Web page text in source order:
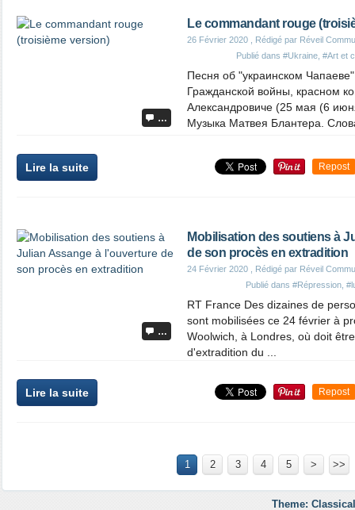
…
Le commandant rouge
26 Février 2020 , Rédigé par Réveil
Publié dans #Ukraine #Art et
Песня об "украинском
Гражданской войны, красном
Александровиче (25 мая (6
Музыка Матвея Блантера.
Lire la suite Repost
…
Mobilisation des soutiens à
de son procès en extradition
24 Février 2020 , Rédigé par Réveil
Publié dans #Répression
RT France Des dizaines de
sont mobilisées ce 24 février à
Woolwich, à Londres, où doit
d'extradition du ...
Lire la suite Repost
1 2 3 4 5 > >>
Theme: